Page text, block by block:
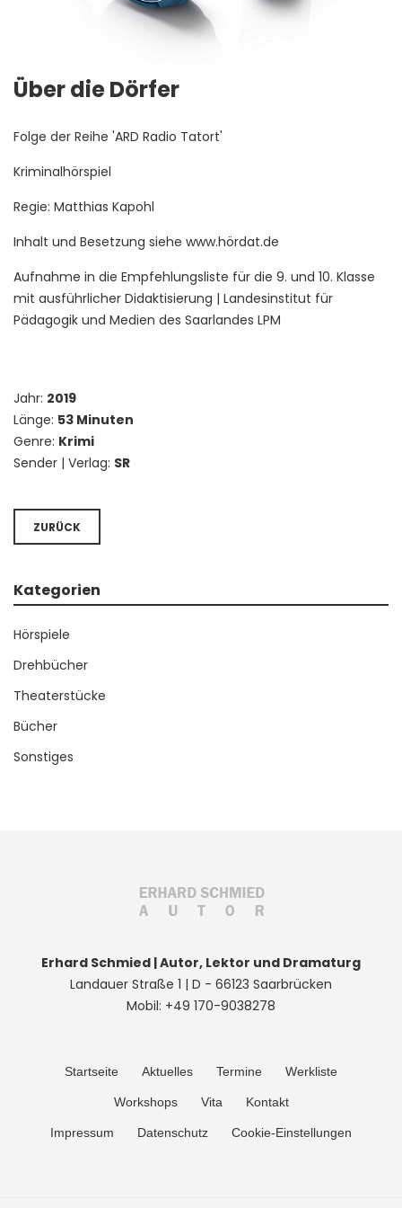
Über die Dörfer
Folge der Reihe 'ARD Radio Tatort'
Kriminalhörspiel
Regie: Matthias Kapohl
Inhalt und Besetzung siehe www.hördat.de
Aufnahme in die Empfehlungsliste für die 9. und 10. Klasse
mit ausführlicher Didaktisierung | Landesinstitut für
Pädagogik und Medien des Saarlandes LPM
Jahr: 2019
Länge: 53 Minuten
Genre: Krimi
Sender | Verlag: SR
ZURÜCK
Kategorien
Hörspiele
Drehbücher
Theaterstücke
Bücher
Sonstiges
Erhard Schmied | Autor, Lektor und Dramaturg
Landauer Straße 1 | D - 66123 Saarbrücken
Mobil: +49 170-9038278
Startseite Aktuelles Termine Werkliste
Workshops Vita Kontakt
Impressum Datenschutz Cookie-Einstellungen